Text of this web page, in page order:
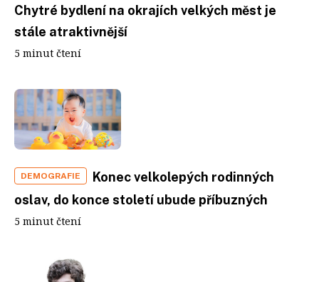
Chytré bydlení na okrajích velkých měst je
stále atraktivnější
5 minut čtení
DEMOGRAFIE
Konec velkolepých rodinných
oslav, do konce století ubude příbuzných
5 minut čtení